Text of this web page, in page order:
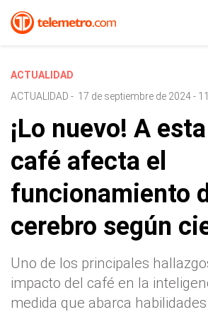
ACTUALIDAD
ACTUALIDAD - 17 de septiembre de 2024 -
¡Lo nuevo! A
café afecta el
funcionamiento
cerebro según
Uno de los principales
impacto del café en la
medida que abarca